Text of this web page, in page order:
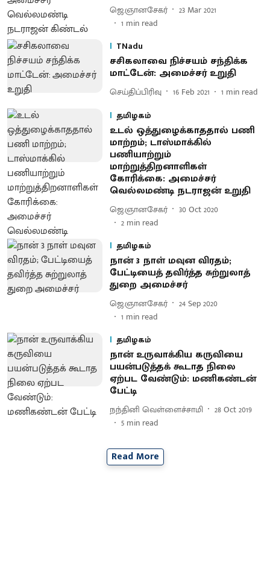
ஜெ.ஞானசேகர்
23 Mar 2021
1 min read
TNadu
சசிகலாவை நிச்சயம் சந்திக்க
மாட்டேன்: அமைச்சர் உறுதி
செய்திப்பிரிவு 16 Feb 2021 1 min read
தமிழகம்
உடல் ஒத்துழைக்காததால் பணி
மாற்றம்; டாஸ்மாக்கில்
பணியாற்றும்
மாற்றுத்திறனாளிகள்
கோரிக்கை: அமைச்சர்
வெல்லமண்டி நடராஜன் உறுதி
ஜெ.ஞானசேகர்
30 Oct 2020
2 min read
தமிழகம்
நான் 3 நாள் மவுன விரதம்;
பேட்டியைத் தவிர்த்த சுற்றுலாத்
துறை அமைச்சர்
ஜெ.ஞானசேகர்
24 Sep 2020
1 min read
தமிழகம்
நான் உருவாக்கிய கருவியை
பயன்படுத்தக் கூடாத நிலை
ஏற்பட வேண்டும்: மணிகண்டன்
பேட்டி
நந்தினி வெள்ளைச்சாமி
28 Oct 2019
5 min read
Read More